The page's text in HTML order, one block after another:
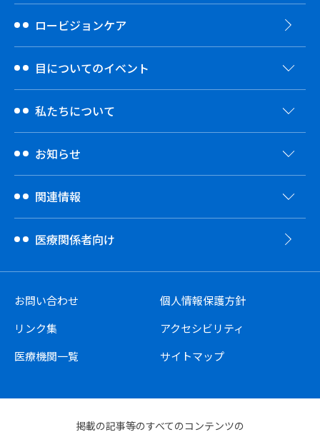
ロービジョンケア
目についてのイベント
私たちについて
お知らせ
関連情報
医療関係者向け
お問い合わせ
リンク集
医療機関一覧
個人情報保護方針
アクセシビリティ
サイトマップ
掲載の記事等のすべてのコンテンツの